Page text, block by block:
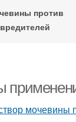
против
вредителей